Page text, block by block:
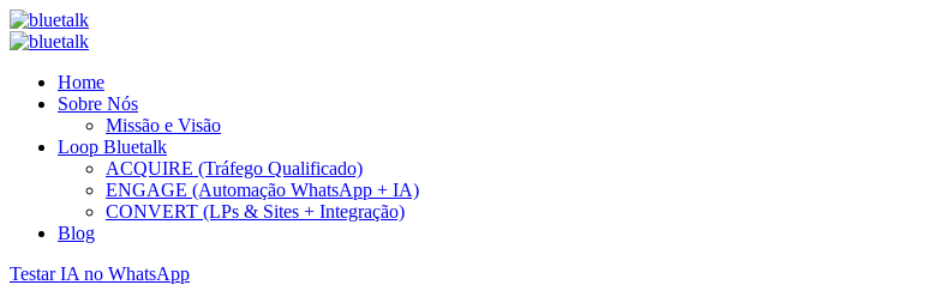
Home
Sobre Nós
Missão e Visão
Loop Bluetalk
ACQUIRE (Tráfego Qualificado)
ENGAGE (Automação WhatsApp + IA)
CONVERT (LPs & Sites + Integração)
Blog
Testar IA no WhatsApp